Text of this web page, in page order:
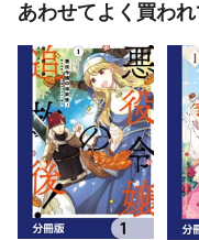
あわせてよく買わ